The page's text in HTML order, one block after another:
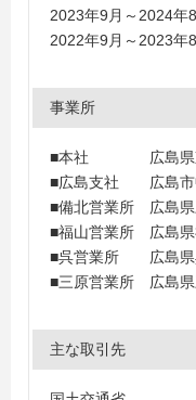
2023年9月～2024
2022年9月～2023
事業所
■本社 広島県東
■広島支社 広島市
■備北営業所 広島県
■福山営業所 広島県
■呉営業所 広島県
■三原営業所 広島県
主な取引先